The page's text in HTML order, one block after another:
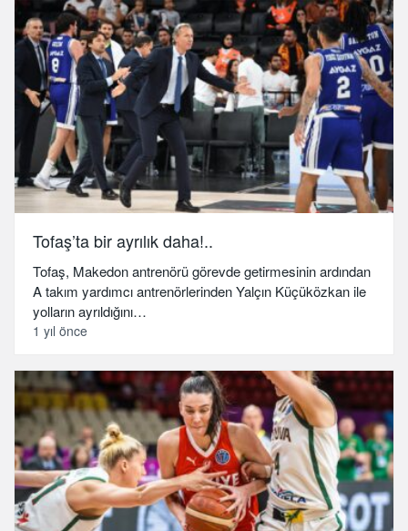
Tofaş’ta bir ayrılık daha!..
Tofaş, Makedon antrenörü görevde getirmesinin ardından
A takım yardımcı antrenörlerinden Yalçın Küçüközkan ile
yolların ayrıldığını…
1 yıl önce